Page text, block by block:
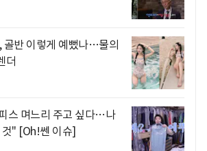
반 이렇게 예뻤나…물의
더
스 며느리 주고 싶다…나
" [Oh!쎈 이슈]